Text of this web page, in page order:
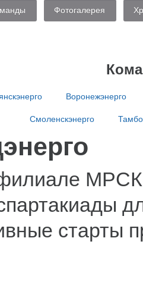
Фотогалерея
Воронежэнерго
Смоленскэнерго
МРСК
старты